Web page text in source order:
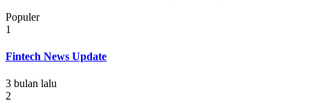
Populer
1
Fintech News Update
3 bulan lalu
2